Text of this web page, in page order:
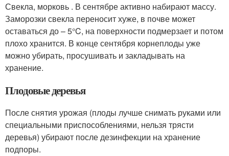
Свекла, морковь . В сентябре активно набирают массу.
Заморозки свекла переносит хуже, в почве может
оставаться до – 5°C, на поверхности подмерзает и потом
плохо хранится. В конце сентября корнеплоды уже
можно убирать, просушивать и закладывать на
хранение.
Плодовые деревья
После снятия урожая (плоды лучше снимать руками или
специальными приспособлениями, нельзя трясти
деревья) убирают после дезинфекции на хранение
подпоры.